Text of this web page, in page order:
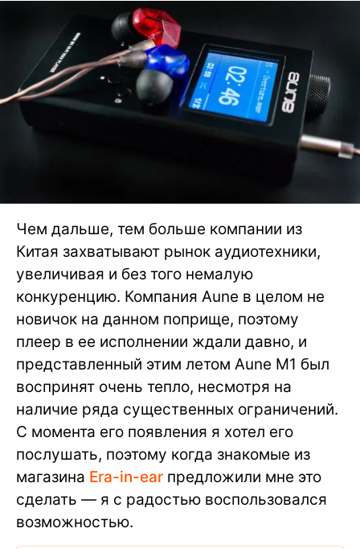
Чем дальше, тем больше компании из
Китая захватывают рынок аудиотехники,
увеличивая и без того немалую
конкуренцию. Компания Aune в целом не
новичок на данном поприще, поэтому
плеер в ее исполнении ждали давно, и
представленный этим летом Aune M1 был
воспринят очень тепло, несмотря на
наличие ряда существенных ограничений.
С момента его появления я хотел его
послушать, поэтому когда знакомые из
магазина Era-in-ear предложили мне это
сделать — я с радостью воспользовался
возможностью.